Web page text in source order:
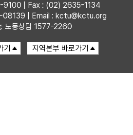
| Fax : (02) 2635-1134
08139 | Email : kctu@kctu.org
노동상담 1577-2260